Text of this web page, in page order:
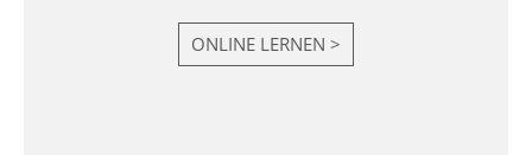
ONLINE LERNEN >